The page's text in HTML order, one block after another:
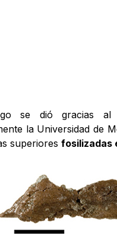
se dió gracias al
la Universidad de
superiores fosilizadas